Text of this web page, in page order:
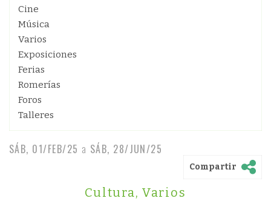
Cine
Música
Varios
Exposiciones
Ferias
Romerías
Foros
Talleres
SÁB, 01/FEB/25 a SÁB, 28/JUN/25
Compartir
Cultura, Varios